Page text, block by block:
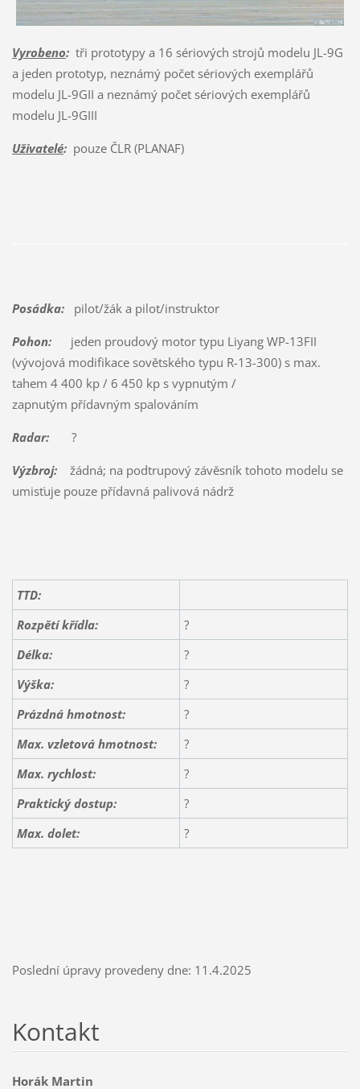
Vyrobeno:tři prototypy a 16 sériových strojů modelu JL-9G
a jeden prototyp, neznámý počet sériových exemplářů
modelu JL-9GII a neznámý počet sériových exemplářů
modelu JL-9GIII
Uživatelé:pouze ČLR (PLANAF)
Posádka:pilot/žák a pilot/instruktor
Pohon:jeden proudový motor typu Liyang WP-13FII
(vývojová modifikace sovětského typu R-13-300) s max.
tahem 4 400 kp / 6 450 kp s vypnutým /
zapnutým přídavným spalováním
Radar:?
Výzbroj:žádná; na podtrupový závěsník tohoto modelu se
umisťuje pouze přídavná palivová nádrž
TTD:
Rozpětí křídla:
?
Délka:
?
Výška:
?
Prázdná hmotnost:
?
Max. vzletová hmotnost:
?
Max. rychlost:
?
Praktický dostup:
?
Max. dolet:
?
Poslední úpravy provedeny dne: 11.4.2025
Kontakt
Horák Martin